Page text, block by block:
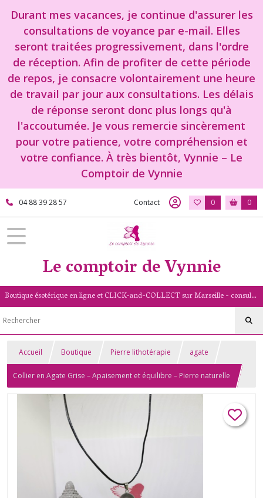
Durant mes vacances, je continue d'assurer les
consultations de voyance par e-mail. Elles
seront traitées progressivement, dans l'ordre
de réception. Afin de profiter de cette période
de repos, je consacre volontairement une heure
de travail par jour aux consultations. Les délais
de réponse seront donc plus longs qu'à
l'accoutumée. Je vous remercie sincèrement
pour votre patience, votre compréhension et
votre confiance. À très bientôt, Vynnie – Le
Comptoir de Vynnie
04 88 39 28 57 Contact 0 0
Le comptoir de Vynnie
Boutique ésotérique en ligne et CLICK-and-COLLECT sur Marseille - consultation de voyance par mail - livret numérologique (13/PACA)
Accueil Boutique Pierre lithotérapie agate
Collier en Agate Grise – Apaisement et équilibre – Pierre naturelle